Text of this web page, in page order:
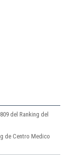
del Ranking del
de Centro Medico